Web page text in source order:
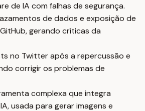
de IA com falhas de segurança.
de dados e exposição de
gerando críticas da
no Twitter após a repercussão e
corrigir os problemas de
complexa que integra
usada para gerar imagens e